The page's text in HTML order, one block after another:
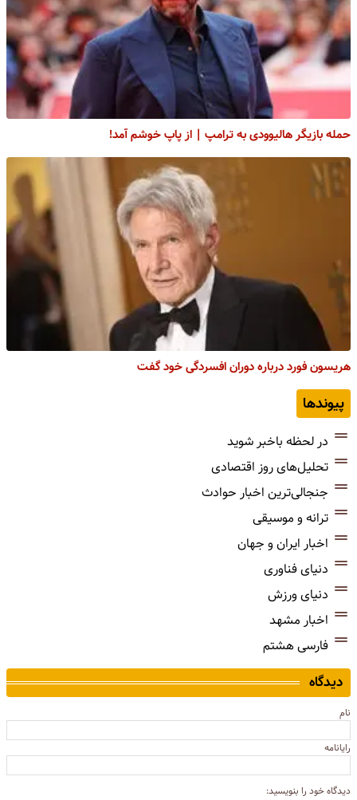
حمله بازیگر هالیوودی به ترامپ | از پاپ خوشم آمد!
هریسون فورد درباره دوران افسردگی خود گفت
پیوندها
در لحظه باخبر شوید
تحلیل‌های روز اقتصادی
جنجالی‌ترین اخبار حوادث
ترانه و موسیقی
اخبار ایران و جهان
دنیای فناوری
دنیای ورزش
اخبار مشهد
فارسی هشتم
دیدگاه
نام
رایانامه
دیدگاه خود را بنویسید: